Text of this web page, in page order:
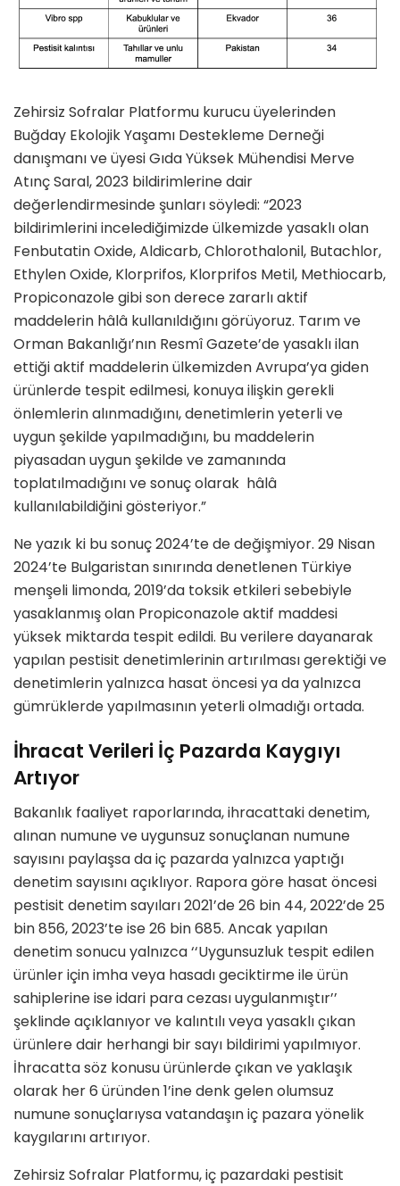
Zehirsiz Sofralar Platformu kurucu üyelerinden
Buğday Ekolojik Yaşamı Destekleme Derneği
danışmanı ve üyesi Gıda Yüksek Mühendisi Merve
Atınç Saral, 2023 bildirimlerine dair
değerlendirmesinde şunları söyledi: “2023
bildirimlerini incelediğimizde ülkemizde yasaklı olan
Fenbutatin Oxide, Aldicarb, Chlorothalonil, Butachlor,
Ethylen Oxide, Klorprifos, Klorprifos Metil, Methiocarb,
Propiconazole gibi son derece zararlı aktif
maddelerin hâlâ kullanıldığını görüyoruz. Tarım ve
Orman Bakanlığı’nın Resmî Gazete’de yasaklı ilan
ettiği aktif maddelerin ülkemizden Avrupa’ya giden
ürünlerde tespit edilmesi, konuya ilişkin gerekli
önlemlerin alınmadığını, denetimlerin yeterli ve
uygun şekilde yapılmadığını, bu maddelerin
piyasadan uygun şekilde ve zamanında
toplatılmadığını ve sonuç olarak hâlâ
kullanılabildiğini gösteriyor.”
Ne yazık ki bu sonuç 2024’te de değişmiyor. 29 Nisan
2024’te Bulgaristan sınırında denetlenen Türkiye
menşeli limonda, 2019’da toksik etkileri sebebiyle
yasaklanmış olan Propiconazole aktif maddesi
yüksek miktarda tespit edildi. Bu verilere dayanarak
yapılan pestisit denetimlerinin artırılması gerektiği ve
denetimlerin yalnızca hasat öncesi ya da yalnızca
gümrüklerde yapılmasının yeterli olmadığı ortada.
İhracat Verileri İç Pazarda Kaygıyı
Artıyor
Bakanlık faaliyet raporlarında, ihracattaki denetim,
alınan numune ve uygunsuz sonuçlanan numune
sayısını paylaşsa da iç pazarda yalnızca yaptığı
denetim sayısını açıklıyor. Rapora göre hasat öncesi
pestisit denetim sayıları 2021’de 26 bin 44, 2022’de 25
bin 856, 2023’te ise 26 bin 685. Ancak yapılan
denetim sonucu yalnızca ‘‘Uygunsuzluk tespit edilen
ürünler için imha veya hasadı geciktirme ile ürün
sahiplerine ise idari para cezası uygulanmıştır’’
şeklinde açıklanıyor ve kalıntılı veya yasaklı çıkan
ürünlere dair herhangi bir sayı bildirimi yapılmıyor.
İhracatta söz konusu ürünlerde çıkan ve yaklaşık
olarak her 6 üründen 1’ine denk gelen olumsuz
numune sonuçlarıysa vatandaşın iç pazara yönelik
kaygılarını artırıyor.
Zehirsiz Sofralar Platformu, iç pazardaki pestisit